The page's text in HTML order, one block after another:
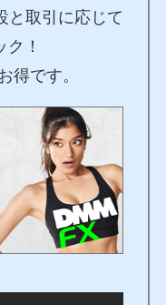
と取引に応じて
！
得です。